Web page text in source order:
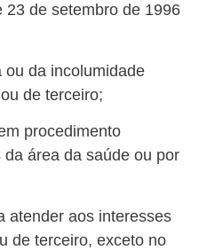
23 de setembro de 1996
ou da incolumidade
de terceiro;
procedimento
área da saúde ou por
atender aos interesses
de terceiro, exceto no